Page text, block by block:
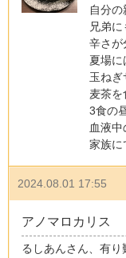
自分の
兄弟
辛さが
夏場に
玉ねぎ
麦茶を
3食の
血液
家族に
2024.08.01 17:55
アノマロカリス
るしあんさん、有り